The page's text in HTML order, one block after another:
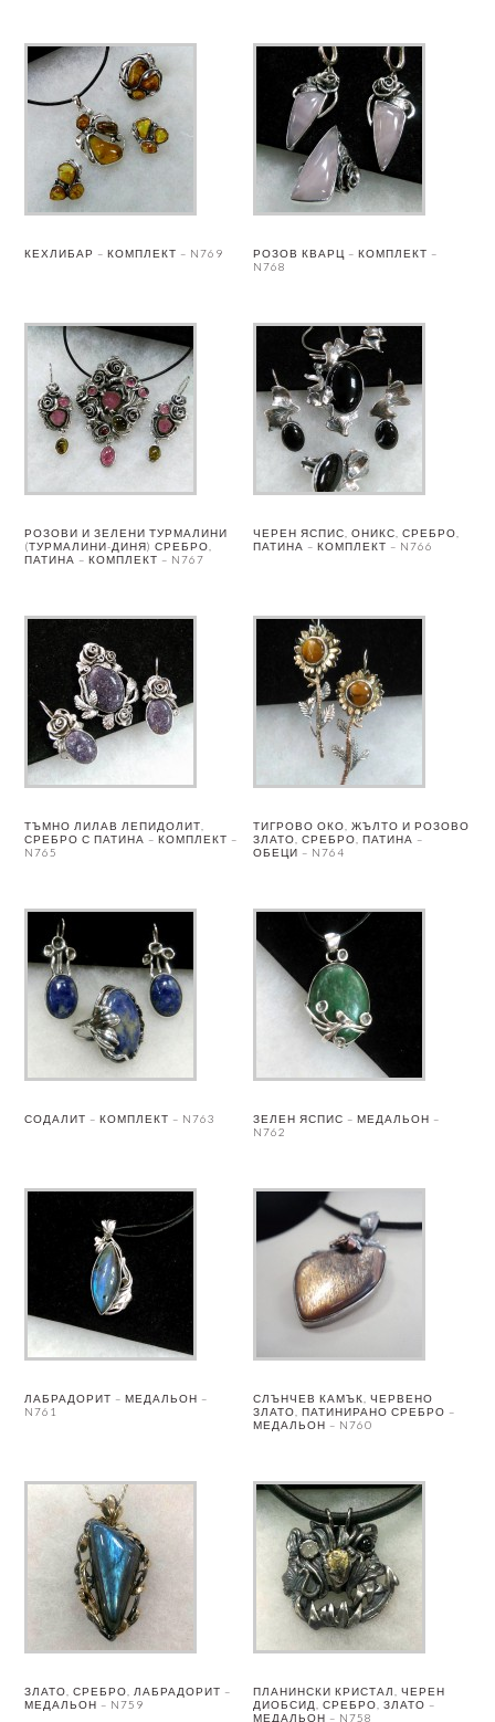
КЕХЛИБАР – КОМПЛЕКТ – N769
РОЗОВ КВАРЦ – КОМПЛЕКТ –
N768
РОЗОВИ И ЗЕЛЕНИ ТУРМАЛИНИ
(ТУРМАЛИНИ-ДИНЯ) СРЕБРО,
ПАТИНА – КОМПЛЕКТ – N767
ЧЕРЕН ЯСПИС, ОНИКС, СРЕБРО,
ПАТИНА – КОМПЛЕКТ – N766
ТЪМНО ЛИЛАВ ЛЕПИДОЛИТ,
СРЕБРО С ПАТИНА – КОМПЛЕКТ –
N765
ТИГРОВО ОКО, ЖЪЛТО И РОЗОВО
ЗЛАТО, СРЕБРО, ПАТИНА –
ОБЕЦИ – N764
СОДАЛИТ – КОМПЛЕКТ – N763
ЗЕЛЕН ЯСПИС – МЕДАЛЬОН –
N762
ЛАБРАДОРИТ – МЕДАЛЬОН –
N761
СЛЪНЧЕВ КАМЪК, ЧЕРВЕНО
ЗЛАТО, ПАТИНИРАНО СРЕБРО –
МЕДАЛЬОН – N760
ЗЛАТО, СРЕБРО, ЛАБРАДОРИТ –
МЕДАЛЬОН – N759
ПЛАНИНСКИ КРИСТАЛ, ЧЕРЕН
ДИОБСИД, СРЕБРО, ЗЛАТО –
МЕДАЛЬОН – N758